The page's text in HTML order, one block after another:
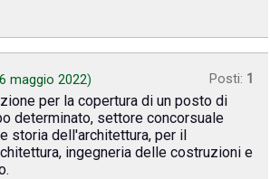
maggio 2022) Posti: 1
per la copertura di un posto di
determinato, settore concorsuale
storia dell'architettura, per il
ingegneria delle costruzioni e